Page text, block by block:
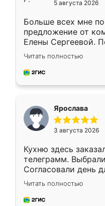
5 августа 2026
Больше всех мне
предложение от
Елены Сергеевой.
короткие сроки
для замера
предложил по
Читать полностью
Ярослава
3 августа 2026
Кухню здесь
телеграмм.
Согласовали день
недели кухня была
довольны работой.
мебель за
Читать полностью